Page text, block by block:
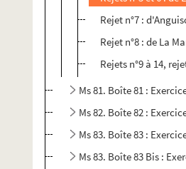
Rejet n°7 :
Rejet n°8 : de La
Rejets n°9 à 14,
Ms 81. Boîte 81 :
Ms 82. Boîte 82 :
Ms 83. Boîte 83 :
Ms 83. Boîte 83 Bis :